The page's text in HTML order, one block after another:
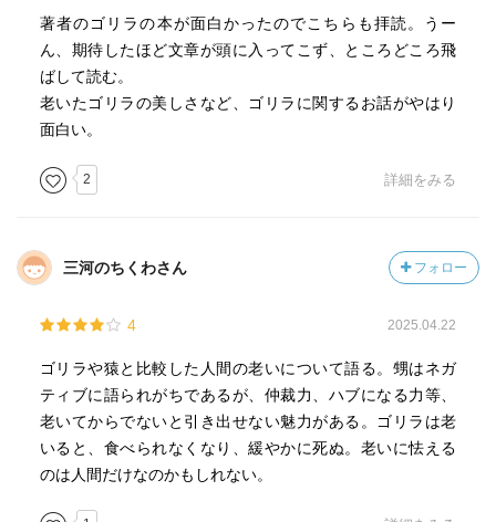
著者のゴリラの本が面白かったのでこちらも拝読。うー
ん、期待したほど文章が頭に入ってこず、ところどころ飛
ばして読む。
老いたゴリラの美しさなど、ゴリラに関するお話がやはり
面白い。
2 詳細をみる
三河のちくわさん フォロー
4 2025.04.22
ゴリラや猿と比較した人間の老いについて語る。甥はネガ
ティブに語られがちであるが、仲裁力、ハブになる力等、
老いてからでないと引き出せない魅力がある。ゴリラは老
いると、食べられなくなり、緩やかに死ぬ。老いに怯える
のは人間だけなのかもしれない。